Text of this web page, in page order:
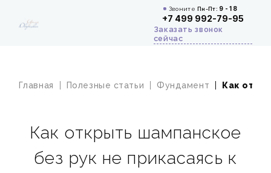
ЗвонитеПн-Пт: 9 - 18
+7 499 992-79-95
Заказать звонок
сейчас
Главная Полезные статьи Фундамент Как
Как открыть шампанское
без рук не прикасаясь к